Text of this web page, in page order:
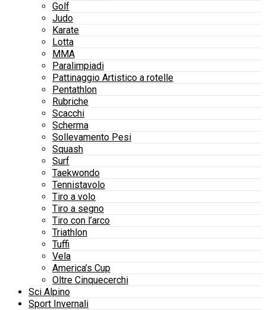
Golf
Judo
Karate
Lotta
MMA
Paralimpiadi
Pattinaggio Artistico a rotelle
Pentathlon
Rubriche
Scacchi
Scherma
Sollevamento Pesi
Squash
Surf
Taekwondo
Tennistavolo
Tiro a volo
Tiro a segno
Tiro con l’arco
Triathlon
Tuffi
Vela
America’s Cup
Oltre Cinquecerchi
Sci Alpino
Sport Invernali